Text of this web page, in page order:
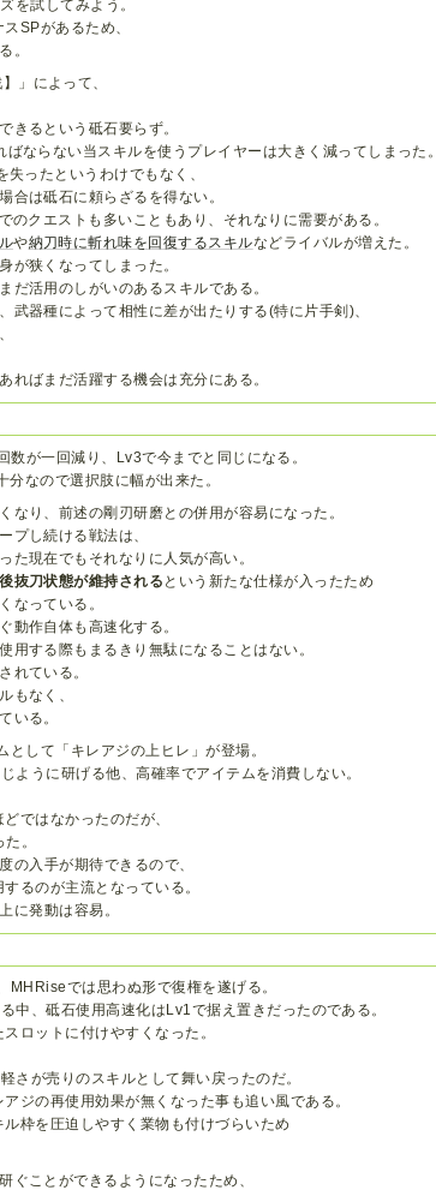
を試してみよう。
SPがあるため、
。
」によって、
きるという砥石要らず。
ならない当スキルを使うプレイヤーは大きく減ってしまった。
ったというわけでもなく、
合は砥石に頼らざるを得ない。
クエストも多いこともあり、それなりに需要がある。
や納刀時に斬れ味を回復するスキルなどライバルが増えた。
が狭くなってしまった。
だ活用のしがいのあるスキルである。
器種によって相性に差が出たりする(特に片手剣)、
ればまだ活躍する機会は充分にある。
が一回減り、Lv3で今までと同じになる。
なので選択肢に幅が出来た。
り、前述の剛刃研磨との併用が容易になった。
プし続ける戦法は、
た現在でもそれなりに人気が高い。
抜刀状態が維持される という新たな仕様が入ったため
なっている。
動作自体も高速化する。
用する際もまるきり無駄になることはない。
れている。
もなく、
いる。
して「キレアジの上ヒレ」が登場。
ように研げる他、高確率でアイテムを消費しない。
ではなかったのだが、
。
の入手が期待できるので、
るのが主流となっている。
に発動は容易。
では思わぬ形で復権を遂げる。
中、砥石使用高速化はLv1で据え置きだったのである。
ロットに付けやすくなった。
さが売りのスキルとして舞い戻ったのだ。
ジの再使用効果が無くなった事も追い風である。
枠を圧迫しやすく業物も付けづらいため
ぐことができるようになったため、